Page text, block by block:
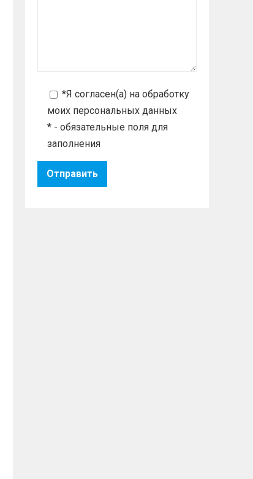
*Я согласен(а) на обработку
моих персональных данных
* - обязательные поля для
заполнения